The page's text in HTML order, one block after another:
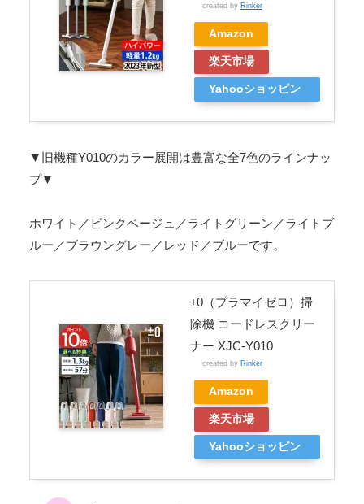
created by Rinker
Amazon
楽天市場
Yahooショッピン
▼旧機種Y010のカラー展開は豊富な全7色のラインナッ
プ▼
ホワイト／ピンクベージュ／ライトグリーン／ライトブ
ルー／ブラウングレー／レッド／ブルーです。
±0（プラマイゼロ）掃
除機 コードレスクリー
ナー XJC-Y010
created by Rinker
Amazon
楽天市場
Yahooショッピン